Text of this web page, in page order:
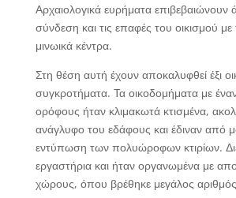
Αρχαιολογικά ευρήματα επιβεβαιώνουν
σύνδεση και τις επαφές του οικισμού
μινωικά κέντρα.
Στη θέση αυτή έχουν αποκαλυφθεί έξι
συγκροτήματα. Τα οικοδομήματα με
ορόφους ήταν κλιμακωτά κτισμένα,
ανάγλυφο του εδάφους και έδιναν από
εντύπωση των πολυώροφων κτιρίων.
εργαστήρια και ήταν οργανωμένα με
χώρους, όπου βρέθηκε μεγάλος